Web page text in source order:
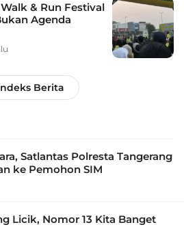
& Run Festival
Agenda
Berita
Satlantas Polresta Tangerang
ke Pemohon SIM
Licik, Nomor 13 Kita Banget